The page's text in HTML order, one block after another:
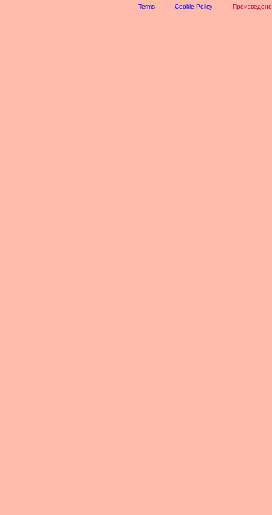
Terms Cookie Policy